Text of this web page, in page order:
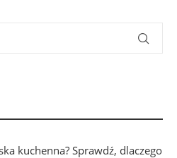
kuchenna? Sprawdź, dlaczego